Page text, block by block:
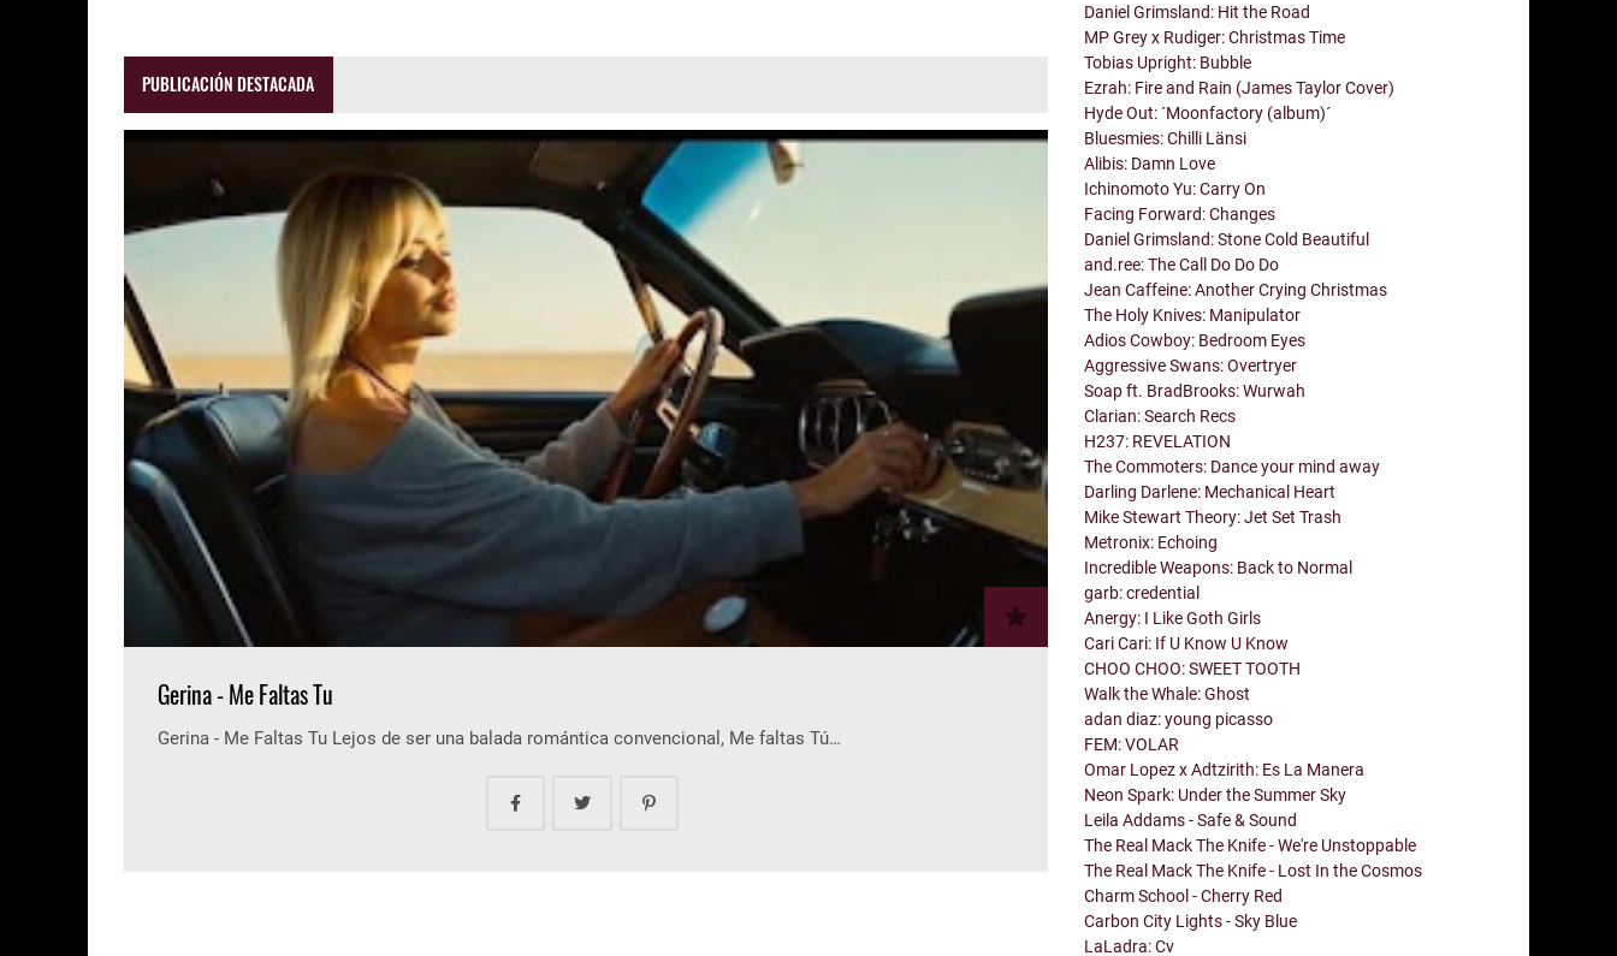
PUBLICACIÓN DESTACADA
Gerina - Me Faltas Tu
Gerina - Me Faltas Tu Lejos de ser una balada romántica convencional, Me faltas Tú…
Daniel Grimsland: Hit the Road
MP Grey x Rudiger: Christmas Time
Tobias Upright: Bubble
Ezrah: Fire and Rain (James Taylor Cover)
Hyde Out: ´Moonfactory (album)´
Bluesmies: Chilli Länsi
Alibis: Damn Love
Ichinomoto Yu: Carry On
Facing Forward: Changes
Daniel Grimsland: Stone Cold Beautiful
and.ree: The Call Do Do Do
Jean Caffeine: Another Crying Christmas
The Holy Knives: Manipulator
Adios Cowboy: Bedroom Eyes
Aggressive Swans: Overtryer
Soap ft. BradBrooks: Wurwah
Clarian: Search Recs
H237: REVELATION
The Commoters: Dance your mind away
Darling Darlene: Mechanical Heart
Mike Stewart Theory: Jet Set Trash
Metronix: Echoing
Incredible Weapons: Back to Normal
garb: credential
Anergy: I Like Goth Girls
Cari Cari: If U Know U Know
CHOO CHOO: SWEET TOOTH
Walk the Whale: Ghost
adan diaz: young picasso
FEM: VOLAR
Omar Lopez x Adtzirith: Es La Manera
Neon Spark: Under the Summer Sky
Leila Addams - Safe & Sound
The Real Mack The Knife - We're Unstoppable
The Real Mack The Knife - Lost In the Cosmos
Charm School - Cherry Red
Carbon City Lights - Sky Blue
LaLadra: Cv